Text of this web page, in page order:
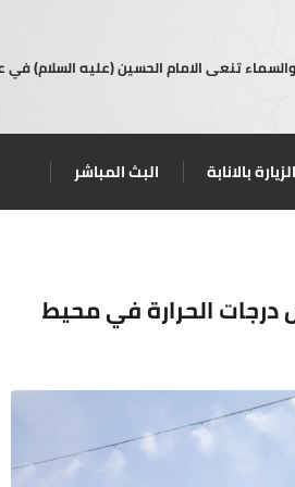
تنعى الامام الحسين (عليه السلام) في
الزيارة بالانابة البث المباشر
درجات الحرارة في محيط